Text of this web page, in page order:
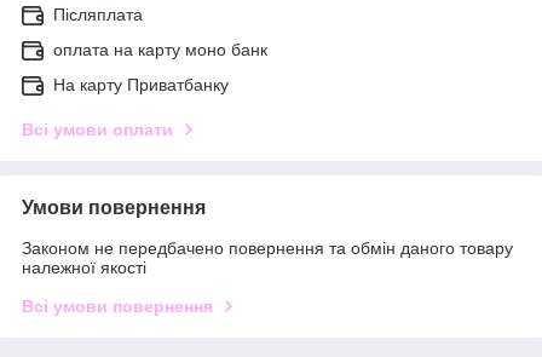
Післяплата
оплата на карту моно банк
На карту Приватбанку
Всі умови оплати
Умови повернення
Законом не передбачено повернення та обмін даного товару
належної якості
Всі умови повернення